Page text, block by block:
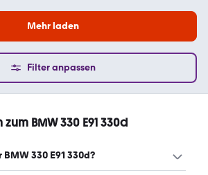
Mehr laden
Filter anpassen
BMW 330 E91 330d
330 E91 330d?